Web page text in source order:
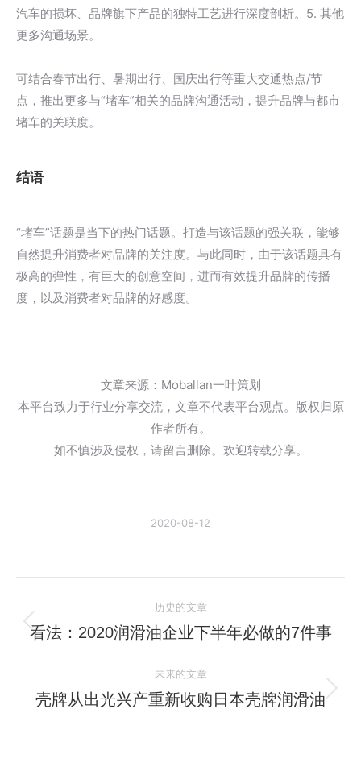
汽车的损坏、品牌旗下产品的独特工艺进行深度剖析。5. 其他
更多沟通场景。
可结合春节出行、暑期出行、国庆出行等重大交通热点/节
点，推出更多与“堵车”相关的品牌沟通活动，提升品牌与都市
堵车的关联度。
结语
“堵车”话题是当下的热门话题。打造与该话题的强关联，能够
自然提升消费者对品牌的关注度。与此同时，由于该话题具有
极高的弹性，有巨大的创意空间，进而有效提升品牌的传播
度，以及消费者对品牌的好感度。
文章来源：Moballan一叶策划
本平台致力于行业分享交流，文章不代表平台观点。版权归原
作者所有。
如不慎涉及侵权，请留言删除。欢迎转载分享。
2020-08-12
章
航
历史的文章
历
的
文
看法：2020润滑油企业下半年必做的7件事
未来的文章
未
壳牌从出光兴产重新收购日本壳牌润滑油